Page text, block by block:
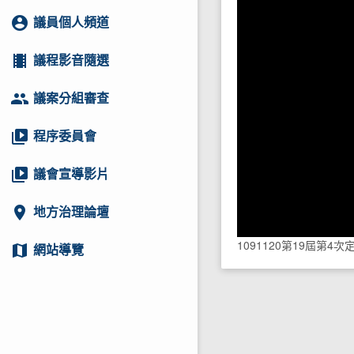
account_circle 議員個人頻道
local_movies 議程影音隨選
group 議案分組審查
video_library 程序委員會
video_library 議會宣導影片
location_on 地方治理論壇
map 網站導覽 1091120第19屆第4次